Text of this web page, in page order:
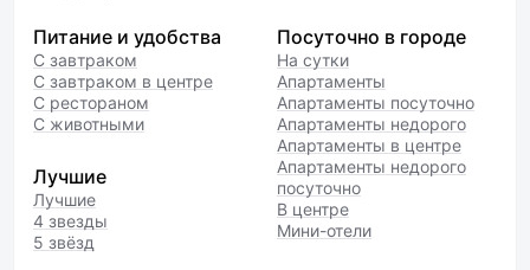
Питание и удобства
С завтраком
С завтраком в центре
С рестораном
С животными
Лучшие
Лучшие
4 звезды
5 звёзд
Посуточно в городе
На сутки
Апартаменты
Апартаменты посуточно
Апартаменты недорого
Апартаменты в центре
Апартаменты недорого
посуточно
В центре
Мини-отели